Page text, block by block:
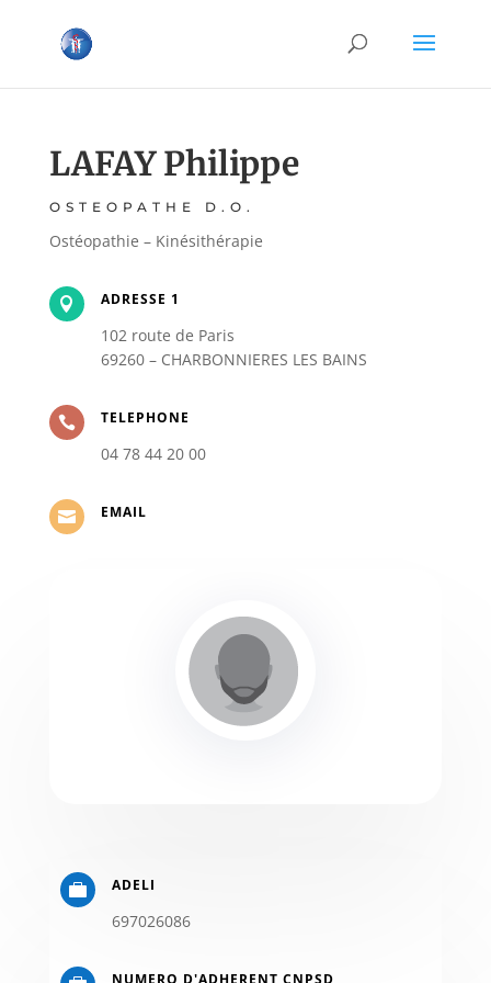
LAFAY Philippe
OSTEOPATHE D.O.
Ostéopathie – Kinésithérapie
 ADRESSE 1
102 route de Paris
69260 – CHARBONNIERES LES BAINS
 TELEPHONE
04 78 44 20 00
 EMAIL
 ADELI
697026086
NUMERO D'ADHERENT CNPSD